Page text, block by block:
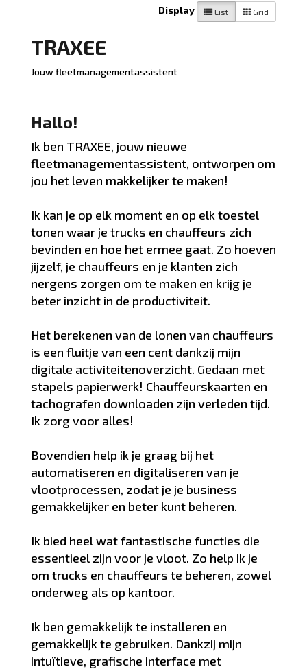
Display List Grid
TRAXEE
Jouw fleetmanagementassistent
Hallo!
Ik ben TRAXEE, jouw nieuwe
fleetmanagementassistent, ontworpen om
jou het leven makkelijker te maken!
Ik kan je op elk moment en op elk toestel
tonen waar je trucks en chauffeurs zich
bevinden en hoe het ermee gaat. Zo hoeven
jijzelf, je chauffeurs en je klanten zich
nergens zorgen om te maken en krijg je
beter inzicht in de productiviteit.
Het berekenen van de lonen van chauffeurs
is een fluitje van een cent dankzij mijn
digitale activiteitenoverzicht. Gedaan met
stapels papierwerk! Chauffeurskaarten en
tachografen downloaden zijn verleden tijd.
Ik zorg voor alles!
Bovendien help ik je graag bij het
automatiseren en digitaliseren van je
vlootprocessen, zodat je je business
gemakkelijker en beter kunt beheren.
Ik bied heel wat fantastische functies die
essentieel zijn voor je vloot. Zo help ik je
om trucks en chauffeurs te beheren, zowel
onderweg als op kantoor.
Ik ben gemakkelijk te installeren en
gemakkelijk te gebruiken. Dankzij mijn
intuïtieve, grafische interface met